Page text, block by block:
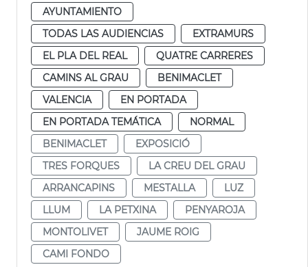
AYUNTAMIENTO
TODAS LAS AUDIENCIAS
EXTRAMURS
EL PLA DEL REAL
QUATRE CARRERES
CAMINS AL GRAU
BENIMACLET
VALENCIA
EN PORTADA
EN PORTADA TEMÁTICA
NORMAL
BENIMACLET
EXPOSICIÓ
TRES FORQUES
LA CREU DEL GRAU
ARRANCAPINS
MESTALLA
LUZ
LLUM
LA PETXINA
PENYAROJA
MONTOLIVET
JAUME ROIG
CAMI FONDO